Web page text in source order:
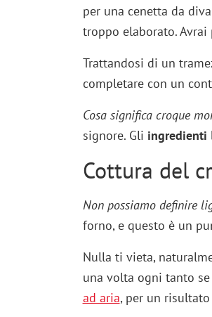
per una cenetta da
troppo elaborato.
Trattandosi di un
completare con un
Cosa significa croque
signore. Gli ingredienti
Cottura del
Non possiamo definire
forno, e questo è un
Nulla ti vieta,
una volta ogni tanto
ad aria, per un